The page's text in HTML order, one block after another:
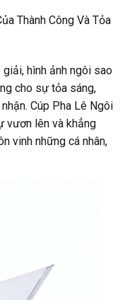
Thành Công Và Tỏa
hình ảnh ngôi sao
cho sự tỏa sáng,
Cúp Pha Lê Ngôi
vươn lên và khẳng
vinh những cá nhân,